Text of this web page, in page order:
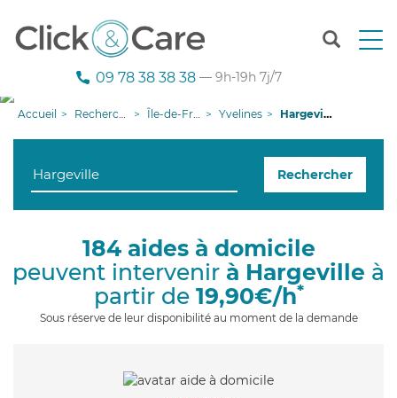
T
n
g
i
09 78 38 38 38 — 9h-19h 7j/7
Accueil Recherche aide à domicile Île-de-France Yvelines Hargeville
Rechercher
184 aides à domicile
peuvent intervenir à Hargeville à
partir de 19,90€/h*
Sous réserve de leur disponibilité au moment de la demande